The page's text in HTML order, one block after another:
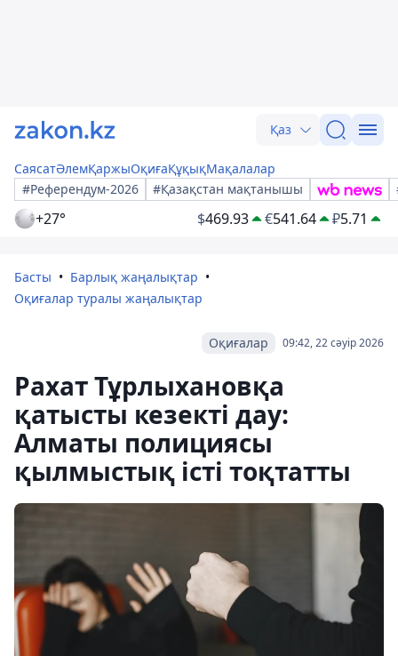
Қаз
СаясатӘлемҚаржыОқиғаҚұқықМақалалар
#Референдум-2026
#Қазақстан мақтанышы
+27° $469.93 €541.64 ₽5.71
Басты
Барлық жаңалықтар
Оқиғалар туралы жаңалықтар
09:42, 22 сәуір 2026
Оқиғалар
Рахат Тұрлыхановқа
қатысты кезекті дау:
Алматы полициясы
қылмыстық істі тоқтатты